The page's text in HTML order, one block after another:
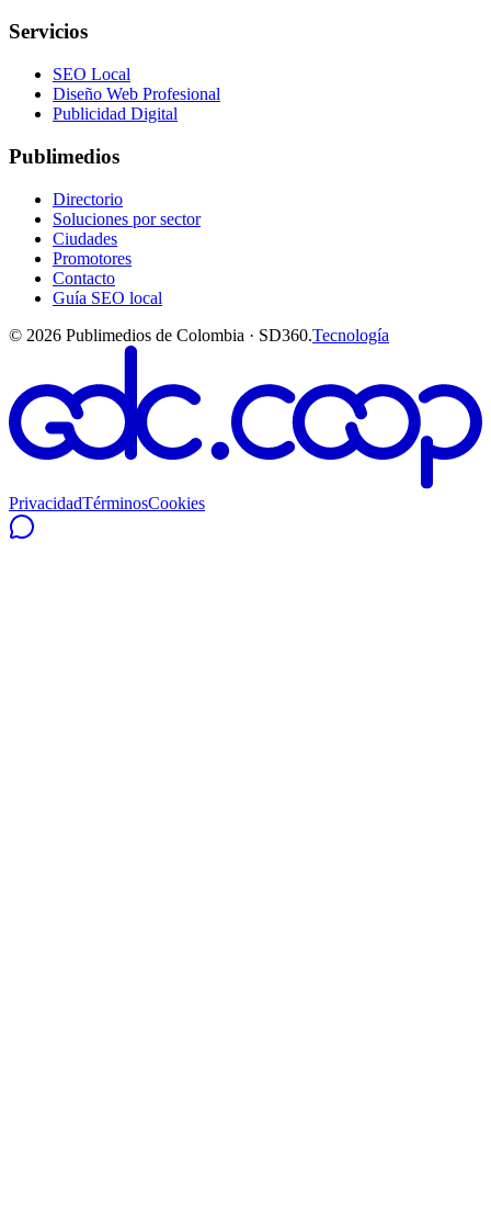
Servicios
SEO Local
Diseño Web Profesional
Publicidad Digital
Publimedios
Directorio
Soluciones por sector
Ciudades
Promotores
Contacto
Guía SEO local
© 2026 Publimedios de Colombia · SD360.Tecnología
PrivacidadTérminosCookies